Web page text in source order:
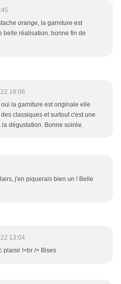
orange, la garniture est
belle réalisation. bonne fin de
18:06
la garniture est originale elle
classiques et surtout c'est une
la dégustation. Bonne soirée.
j'en piquerais bien un ! Belle
13:04
plaisir !<br /> Bises